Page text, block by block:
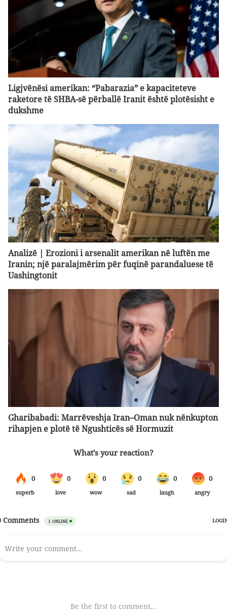
Ligjvënësi amerikan: “Pabarazia” e kapaciteteve
raketore të SHBA-së përballë Iranit është plotësisht e
dukshme
Analizë | Erozioni i arsenalit amerikan në luftën me
Iranin; një paralajmërim për fuqinë parandaluese të
Uashingtonit
Gharibabadi: Marrëveshja Iran–Oman nuk nënkupton
rihapjen e plotë të Ngushticës së Hormuzit